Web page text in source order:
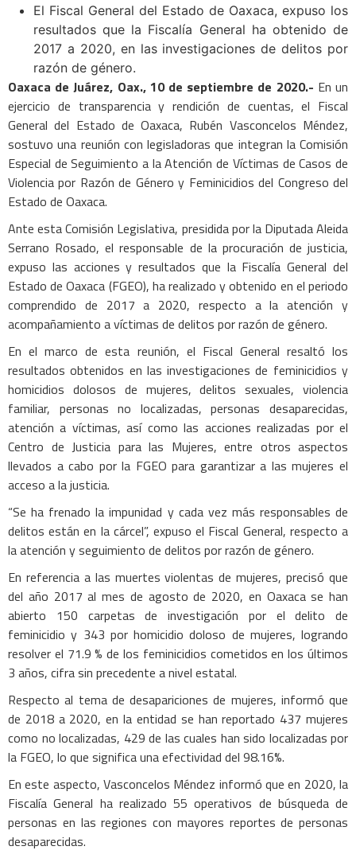
El Fiscal General del Estado de Oaxaca, expuso los
resultados que la Fiscalía General ha obtenido de
2017 a 2020, en las investigaciones de delitos por
razón de género.
Oaxaca de Juárez, Oax., 10 de septiembre de 2020.- En un
ejercicio de transparencia y rendición de cuentas, el Fiscal
General del Estado de Oaxaca, Rubén Vasconcelos Méndez,
sostuvo una reunión con legisladoras que integran la Comisión
Especial de Seguimiento a la Atención de Víctimas de Casos de
Violencia por Razón de Género y Feminicidios del Congreso del
Estado de Oaxaca.
Ante esta Comisión Legislativa, presidida por la Diputada Aleida
Serrano Rosado, el responsable de la procuración de justicia,
expuso las acciones y resultados que la Fiscalía General del
Estado de Oaxaca (FGEO), ha realizado y obtenido en el periodo
comprendido de 2017 a 2020, respecto a la atención y
acompañamiento a víctimas de delitos por razón de género.
En el marco de esta reunión, el Fiscal General resaltó los
resultados obtenidos en las investigaciones de feminicidios y
homicidios dolosos de mujeres, delitos sexuales, violencia
familiar, personas no localizadas, personas desaparecidas,
atención a víctimas, así como las acciones realizadas por el
Centro de Justicia para las Mujeres, entre otros aspectos
llevados a cabo por la FGEO para garantizar a las mujeres el
acceso a la justicia.
“Se ha frenado la impunidad y cada vez más responsables de
delitos están en la cárcel”, expuso el Fiscal General, respecto a
la atención y seguimiento de delitos por razón de género.
En referencia a las muertes violentas de mujeres, precisó que
del año 2017 al mes de agosto de 2020, en Oaxaca se han
abierto 150 carpetas de investigación por el delito de
feminicidio y 343 por homicidio doloso de mujeres, logrando
resolver el 71.9 % de los feminicidios cometidos en los últimos
3 años, cifra sin precedente a nivel estatal.
Respecto al tema de desapariciones de mujeres, informó que
de 2018 a 2020, en la entidad se han reportado 437 mujeres
como no localizadas, 429 de las cuales han sido localizadas por
la FGEO, lo que significa una efectividad del 98.16%.
En este aspecto, Vasconcelos Méndez informó que en 2020, la
Fiscalía General ha realizado 55 operativos de búsqueda de
personas en las regiones con mayores reportes de personas
desaparecidas.